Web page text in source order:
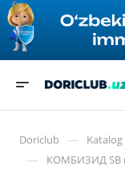
Doriclub — Katalog
— КОМБИЗИД SB